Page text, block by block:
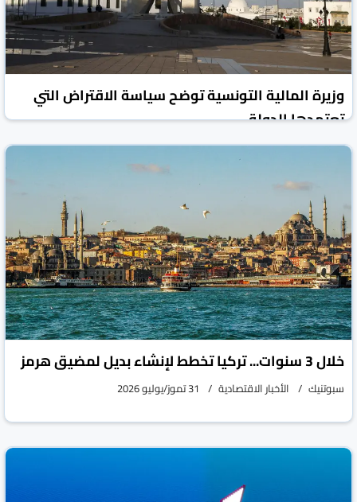
وزيرة المالية التونسية توضح سياسة الاقتراض التي
تعتمدها الدولة
روسيا اليوم الأخبار الاقتصادية 31 تموز/يوليو 2026
خلال 3 سنوات... تركيا تخطط لإنشاء بديل لمضيق هرمز
سبوتنيك الأخبار الاقتصادية 31 تموز/يوليو 2026